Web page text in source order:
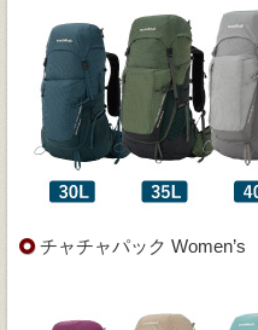
チャチャパック Women’s